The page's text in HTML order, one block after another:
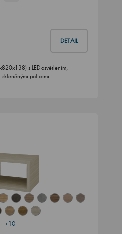
DETAIL
s LED osvětlením,
policemi
+10